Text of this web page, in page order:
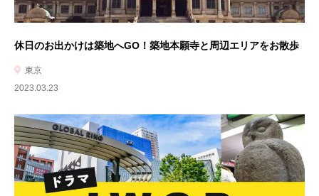
休日のお出かけは築地へGO！築地本願寺と周辺エリアをお散歩
東京
2023.03.23